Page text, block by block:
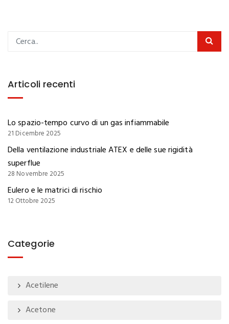
Articoli recenti
Lo spazio-tempo curvo di un gas infiammabile
21 Dicembre 2025
Della ventilazione industriale ATEX e delle sue rigidità
superflue
28 Novembre 2025
Eulero e le matrici di rischio
12 Ottobre 2025
Categorie
Acetilene
Acetone